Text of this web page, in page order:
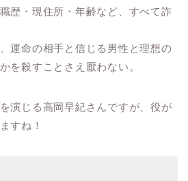
歴・現住所・年齢など、すべて詐
運命の相手と信じる男性と理想の
を殺すことさえ厭わない。
演じる高岡早紀さんですが、役が
すね！